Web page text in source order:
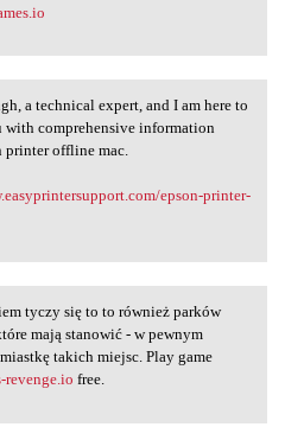
a technical
a technical expert, and I am here to
with comprehensive information
printer offline mac.
epson-printer-
tyczy się to to
tyczy się to to również parków
mają stanowić - w pewnym
takich miejsc. Play game
revenge.io free.